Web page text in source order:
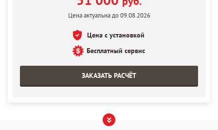
Цена актуальна до 09.08.2026
Цена с установкой
Бесплатный сервис
ЗАКАЗАТЬ РАСЧЁТ